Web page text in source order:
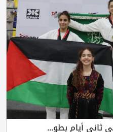
ثاني أيام بطو...